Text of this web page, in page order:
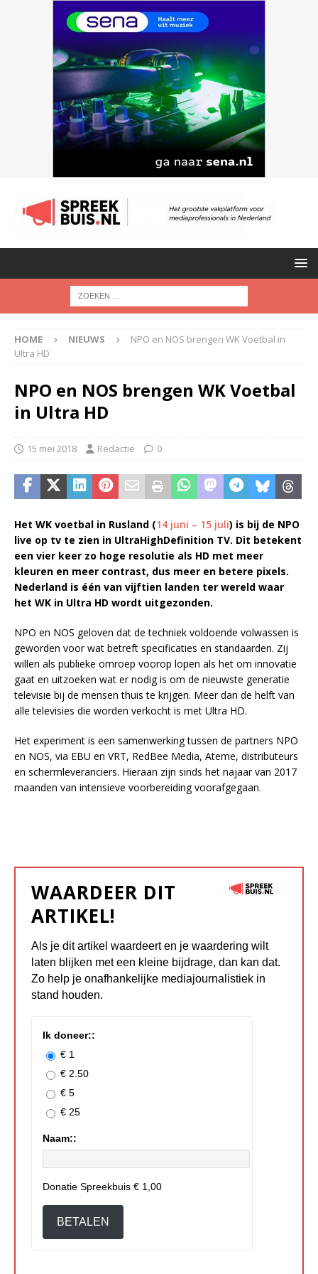
HOME NIEUWS
NPO en NOS brengen WK Voetbal in
Ultra HD
NPO en NOS brengen WK Voetbal
in Ultra HD
15 mei 2018 Redactie 0
Het WK voetbal in Rusland (14 juni – 15 juli) is bij de NPO
live op tv te zien in UltraHighDefinition TV. Dit betekent
een vier keer zo hoge resolutie als HD met meer
kleuren en meer contrast, dus meer en betere pixels.
Nederland is één van vijftien landen ter wereld waar
het WK in Ultra HD wordt uitgezonden.
NPO en NOS geloven dat de techniek voldoende volwassen is
geworden voor wat betreft specificaties en standaarden. Zij
willen als publieke omroep voorop lopen als het om innovatie
gaat en uitzoeken wat er nodig is om de nieuwste generatie
televisie bij de mensen thuis te krijgen. Meer dan de helft van
alle televisies die worden verkocht is met Ultra HD.
Het experiment is een samenwerking tussen de partners NPO
en NOS, via EBU en VRT, RedBee Media, Ateme, distributeurs
en schermleveranciers. Hieraan zijn sinds het najaar van 2017
maanden van intensieve voorbereiding voorafgegaan.
WAARDEER DIT
ARTIKEL!
Als je dit artikel waardeert en je waardering wilt
laten blijken met een kleine bijdrage, dan kan dat.
Zo help je onafhankelijke mediajournalistiek in
stand houden.
Ik doneer::
€ 1
€ 2.50
€ 5
€ 25
Naam::
Donatie Spreekbuis € 1,00
BETALEN